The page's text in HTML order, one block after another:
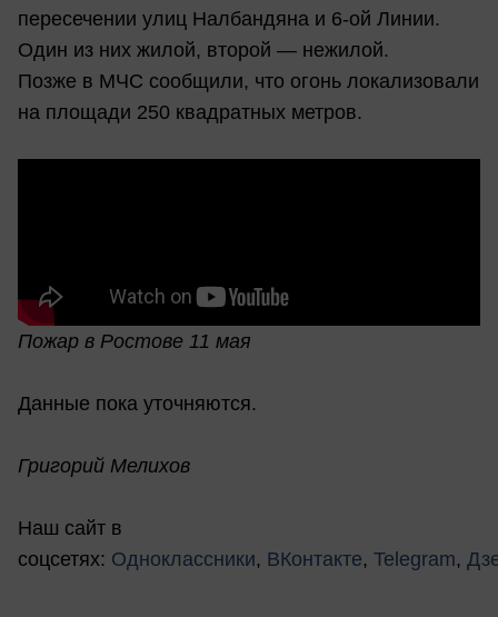
пересечении улиц Налбандяна и 6-ой Линии.
Один из них жилой, второй — нежилой.
Позже в МЧС сообщили, что огонь локализовали
на площади 250 квадратных метров.
Пожар в Ростове 11 мая
Данные пока уточняются.
Григорий Мелихов
Наш сайт в
соцсетях: Одноклассники, ВКонтакте, Telegram,